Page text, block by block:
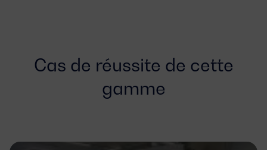
Cas de réussite de cette
gamme